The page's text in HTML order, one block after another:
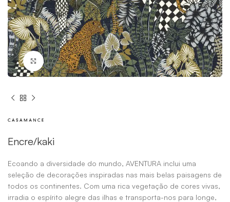
Click to enlarge
Encre/kaki
Ecoando a diversidade do mundo, AVENTURA inclui uma
seleção de decorações inspiradas nas mais belas paisagens de
todos os continentes. Com uma rica vegetação de cores vivas,
irradia o espírito alegre das ilhas e transporta-nos para longe,